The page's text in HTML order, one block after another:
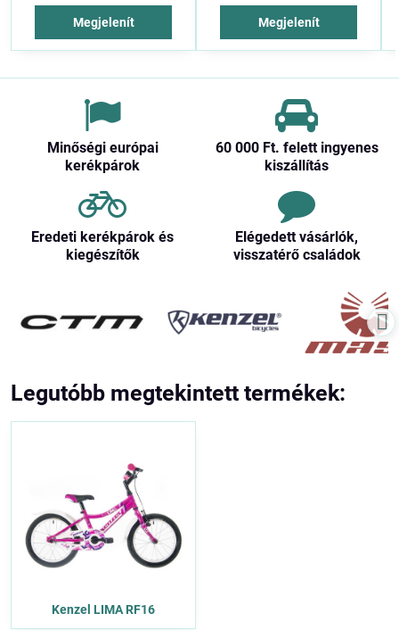
Megjelenít Megjelenít
Minőségi európai
kerékpárok
60 000 Ft​. felett ingyenes
kiszállítás
Eredeti kerékpárok és
kiegészítők
Elégedett vásárlók,
visszatérő családok
Legutóbb megtekintett termékek:
Kenzel LIMA RF16